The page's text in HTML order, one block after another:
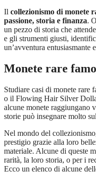
Il collezionismo di monete
passione, storia e finanza.
un pezzo di storia che
e gli strumenti giusti,
un’avventura entusiasmante
Monete rare
Studiare casi di monete rare
o il Flowing Hair Silver
alcune monete raggiungano
storie può insegnare molto
Nel mondo del
prestigio grazie alla loro
materiale. Alcune di queste
rarità, la loro storia, o per i
Ecco un elenco di alcune